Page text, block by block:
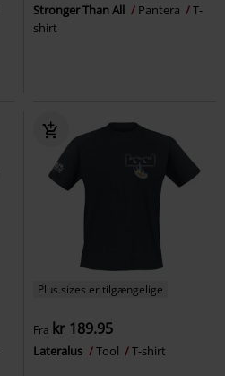
Stronger Than All Pantera
T-
shirt
Plus sizes er tilgængelige
Fra kr 189.95
Lateralus Tool T-shirt